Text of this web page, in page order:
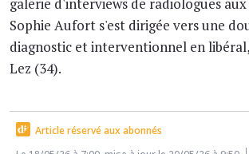
Sophie Aufort s'est dirigée vers une
diagnostic et interventionnel en
Lez (34).
Article réservé aux abonnés